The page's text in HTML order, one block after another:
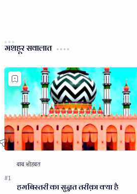
मशहूर सवालात
हमबिस्तरी का सुन्नत तरीक़ा क्या है